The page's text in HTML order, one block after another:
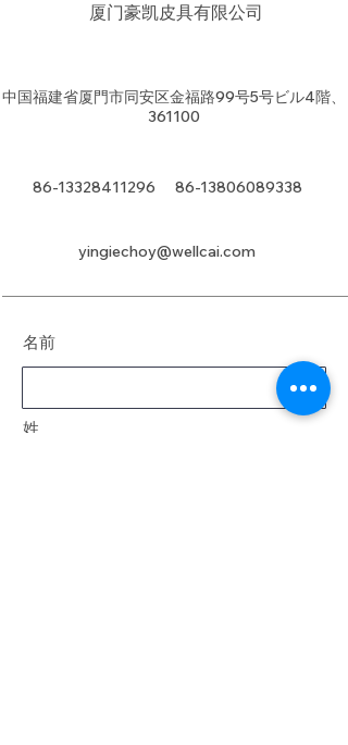
​厦门豪凯皮具有限公司
中国福建省厦門市同安区金福路99号5号ビル4階、
361100
86-13328411296 86-13806089338
yingiechoy@wellcai.com
名前
姓